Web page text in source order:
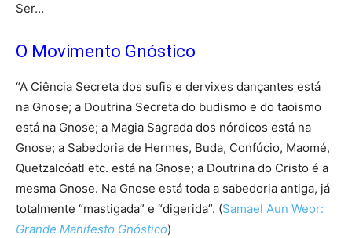
Ser…
O Movimento Gnóstico
“A Ciência Secreta dos sufis e dervixes dançantes está
na Gnose; a Doutrina Secreta do budismo e do taoismo
está na Gnose; a Magia Sagrada dos nórdicos está na
Gnose; a Sabedoria de Hermes, Buda, Confúcio, Maomé,
Quetzalcóatl etc. está na Gnose; a Doutrina do Cristo é a
mesma Gnose. Na Gnose está toda a sabedoria antiga, já
totalmente “mastigada” e “digerida”. (Samael Aun Weor:
Grande Manifesto Gnóstico)